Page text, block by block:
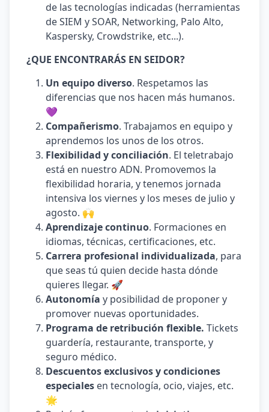
de las tecnologías indicadas (herramientas
de SIEM y SOAR, Networking, Palo Alto,
Kaspersky, Crowdstrike, etc...).
¿QUE ENCONTRARÁS EN SEIDOR?
Un equipo diverso. Respetamos las
diferencias que nos hacen más humanos.
💜
Compañerismo. Trabajamos en equipo y
aprendemos los unos de los otros.
Flexibilidad y conciliación. El teletrabajo
está en nuestro ADN. Promovemos la
flexibilidad horaria, y tenemos jornada
intensiva los viernes y los meses de julio y
agosto. 🙌
Aprendizaje continuo. Formaciones en
idiomas, técnicas, certificaciones, etc.
Carrera profesional individualizada, para
que seas tú quien decide hasta dónde
quieres llegar. 🚀
Autonomía y posibilidad de proponer y
promover nuevas oportunidades.
Programa de retribución flexible. Tickets
guardería, restaurante, transporte, y
seguro médico.
Descuentos exclusivos y condiciones
especiales en tecnología, ocio, viajes, etc.
🌟